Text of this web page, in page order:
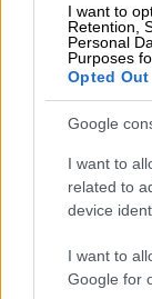
I want to
Retention,
Personal
Purposes
Opted Out
Google
I want to
related to
device
I want to
Google for
Κόσμος|
Αμερικής
Η πρόταση